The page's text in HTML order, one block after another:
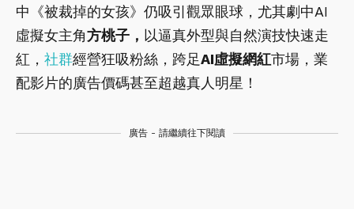
中《被裁掉的女孩》仍吸引觀眾眼球，尤其劇中AI
虛擬女主角方桃子 ， 以逼真外型與自然演技快速走
紅， 社群經營狂吸粉絲，跨足AI虛擬網紅市場，業
配影片的廣告價碼甚至超越真人明星！
廣告 - 請繼續往下閱讀